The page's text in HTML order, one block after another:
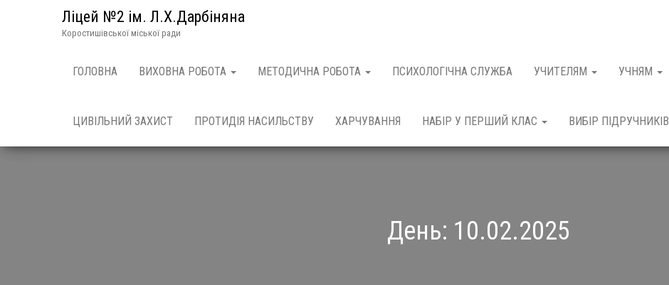
Ліцей №2 ім. Л.Х.Дарбіняна
Коростишівської міської ради
ГОЛОВНА ВИХОВНА РОБОТА МЕТОДИЧНА РОБОТА ПСИХОЛОГІЧНА СЛУЖБА УЧИТЕЛЯМ УЧНЯМ
ЦИВІЛЬНИЙ ЗАХИСТ ПРОТИДІЯ НАСИЛЬСТВУ ХАРЧУВАННЯ НАБІР У ПЕРШИЙ КЛАС ВИБІР ПІДРУЧНИКІВ
День: 10.02.2025